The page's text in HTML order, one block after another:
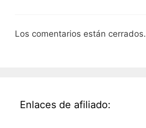
Los comentarios están cerrados.
Enlaces de afiliado: